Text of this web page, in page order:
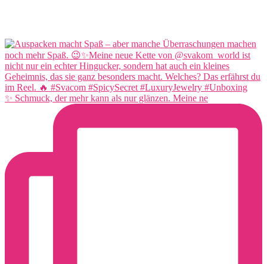
✨ Schmuck, der mehr kann als nur glänzen. Meine ne